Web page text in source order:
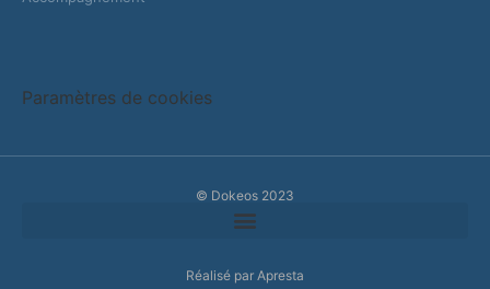
Paramètres de cookies
© Dokeos 2023
Réalisé par Apresta